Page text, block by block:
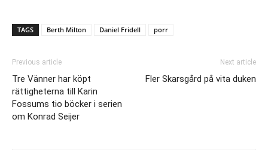
TAGS Berth Milton Daniel Fridell porr
Previous article
Tre Vänner har köpt
rättigheterna till Karin
Fossums tio böcker i serien
om Konrad Seijer
Next article
Fler Skarsgård på vita duken